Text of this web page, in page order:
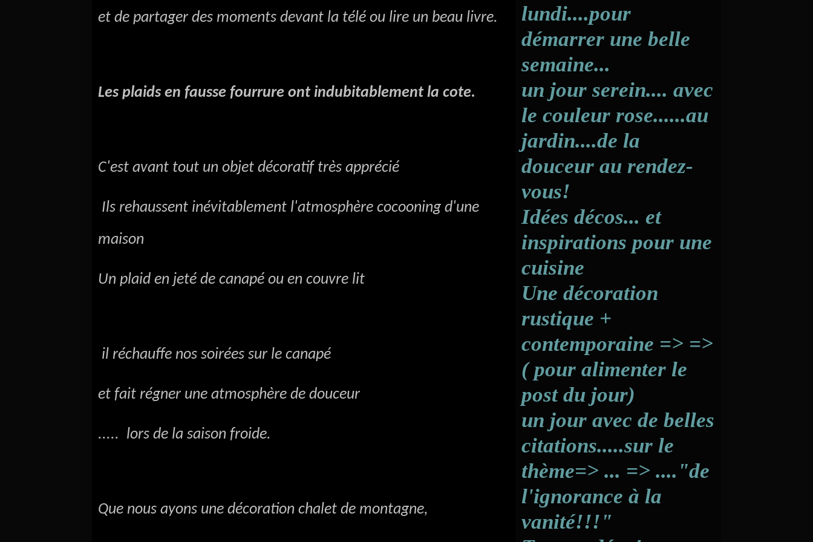
et de partager des moments devant la télé ou lire un beau livre.
Les plaids en fausse fourrure ont indubitablement la cote.
C'est avant tout un objet décoratif très apprécié
Ils rehaussent inévitablement l'atmosphère cocooning d'une
maison
Un plaid en jeté de canapé ou en couvre lit
il réchauffe nos soirées sur le canapé
et fait régner une atmosphère de douceur
..... lors de la saison froide.
Que nous ayons une décoration chalet de montagne,
lundi....pour
démarrer une belle
semaine...
un jour serein.... avec
le couleur rose......au
jardin....de la
douceur au rendez-
vous!
Idées décos... et
inspirations pour une
cuisine
Une décoration
rustique +
contemporaine => =>
( pour alimenter le
post du jour)
un jour avec de belles
citations.....sur le
thème=> ... => ...."de
l'ignorance à la
vanité!!!"